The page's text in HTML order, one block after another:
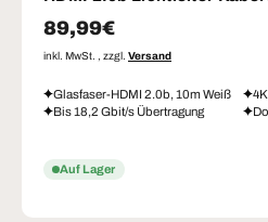
Normaler Preis
89,99€
inkl. MwSt. , zzgl. Versand
Glasfaser-HDMI 2.0b, 10m Weiß
Bis 18,2 Gbit/s Übertragung
Auf Lager